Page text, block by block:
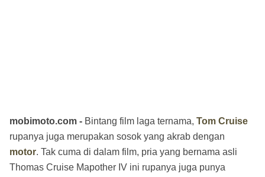
mobimoto.com - Bintang film laga ternama, Tom Cruise
rupanya juga merupakan sosok yang akrab dengan
motor. Tak cuma di dalam film, pria yang bernama asli
Thomas Cruise Mapother IV ini rupanya juga punya